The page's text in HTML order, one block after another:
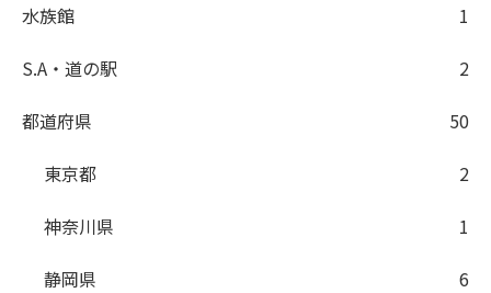
水族館
1
S.A・道の駅
2
都道府県
50
東京都
2
神奈川県
1
静岡県
6